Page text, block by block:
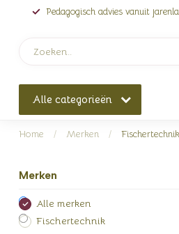
Pedagogisch advies vanuit
Alle categorieën
Home / Merken / Fischertechnik
Merken
Alle merken
Fischertechnik